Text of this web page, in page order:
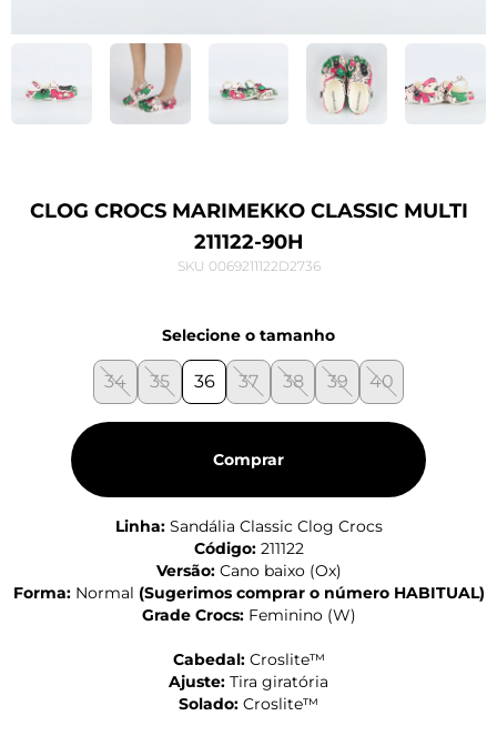
CLOG CROCS MARIMEKKO CLASSIC MULTI
211122-90H
SKU 0069211122D2736
Selecione o tamanho
34 35 36 37 38 39 40
Comprar
Linha:Sandália Classic Clog Crocs
Código:211122
Versão:Cano baixo (Ox)
Forma:Normal (Sugerimos comprar o número HABITUAL)
Grade Crocs:Feminino (W)
Cabedal:Croslite™
Ajuste: Tira giratória
Solado: Croslite™